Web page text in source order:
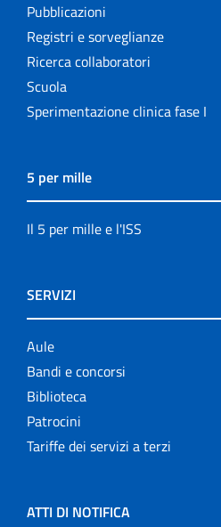
Pubblicazioni
Registri e sorveglianze
Ricerca collaboratori
Scuola
Sperimentazione clinica fase I
5 per mille
Il 5 per mille e l'ISS
SERVIZI
Aule
Bandi e concorsi
Biblioteca
Patrocini
Tariffe dei servizi a terzi
ATTI DI NOTIFICA